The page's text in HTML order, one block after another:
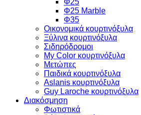
Φ25
Φ25 Marble
Φ35
Οικονομικά κουρτινόξυλα
Ξύλινα κουρτινόξυλα
Σιδηρόδρομοι
My Color κουρτινόξυλα
Μετώπες
Παιδικά κουρτινόξυλα
Aslanis κουρτινόξυλα
Guy Laroche κουρτινόξυλα
Διακόσμηση
Φωτιστικά